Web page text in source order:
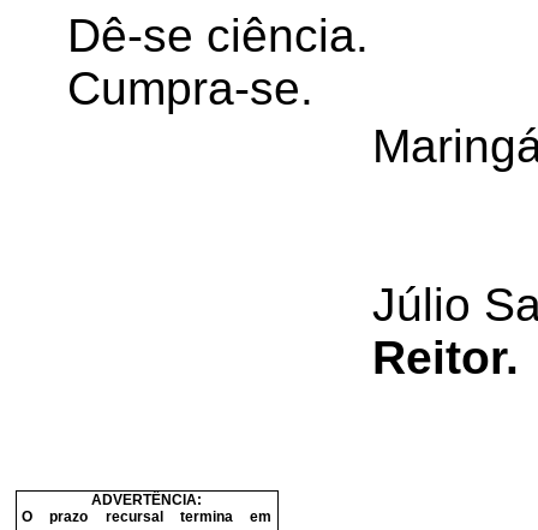
Dê-se ciência.
Cumpra-se.
Júlio
Reitor.
ADVERTÊNCIA:
O prazo recursal termina em